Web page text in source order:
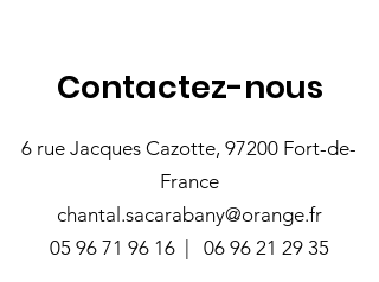
Contactez-nous
6 rue Jacques Cazotte, 97200 Fort-de-
France
chantal.sacarabany@orange.fr
05 96 71 96 16 | 06 96 21 29 35